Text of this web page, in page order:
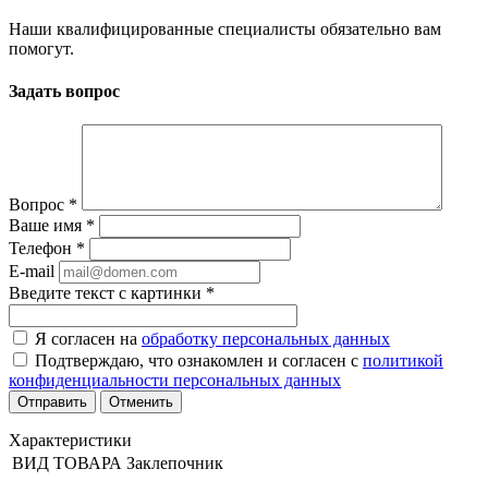
Наши квалифицированные специалисты обязательно вам
помогут.
Задать вопрос
Вопрос *
Ваше имя *
Телефон *
E-mail
Введите текст с картинки *
Я согласен на обработку персональных данных
Подтверждаю, что ознакомлен и согласен с политикой
конфиденциальности персональных данных
Отменить
Характеристики
ВИД ТОВАРА Заклепочник